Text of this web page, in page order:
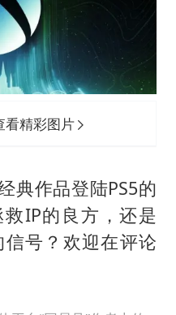
看精彩图片
典作品登陆PS5的
IP的良方，还是
号？欢迎在评论